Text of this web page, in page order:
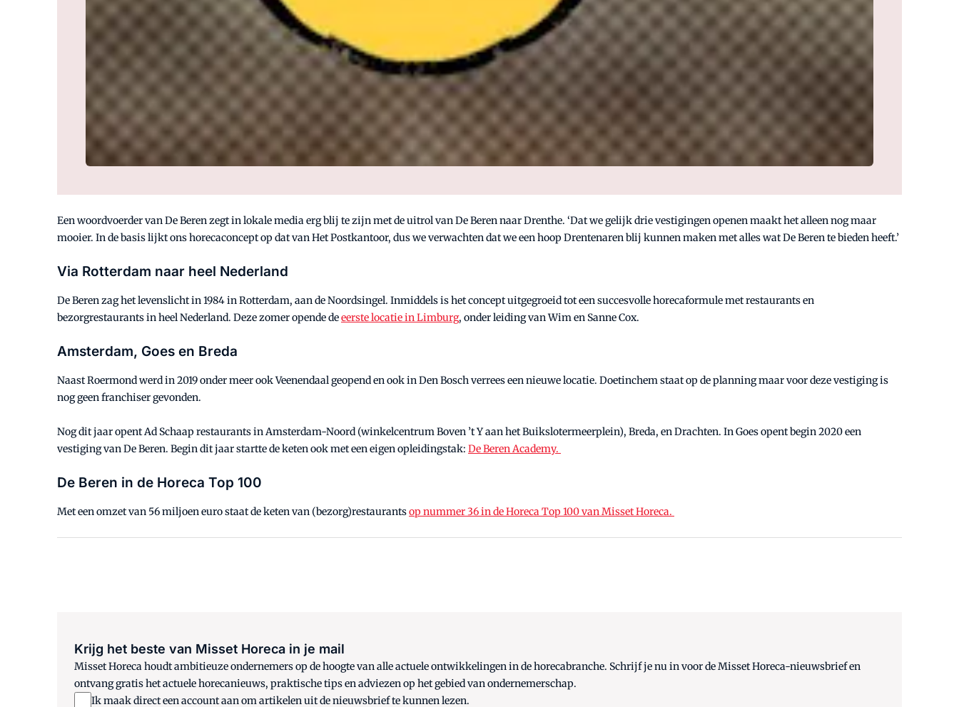
Een woordvoerder van De Beren zegt in lokale media erg blij te zijn met de uitrol van De Beren naar Drenthe. ‘Dat we gelijk drie vestigingen openen maakt het alleen nog maar
mooier. In de basis lijkt ons horecaconcept op dat van Het Postkantoor, dus we verwachten dat we een hoop Drentenaren blij kunnen maken met alles wat De Beren te bieden heeft.’
Via Rotterdam naar heel Nederland
De Beren zag het levenslicht in 1984 in Rotterdam, aan de Noordsingel. Inmiddels is het concept uitgegroeid tot een succesvolle horecaformule met restaurants en
bezorgrestaurants in heel Nederland. Deze zomer opende deeerste locatie in Limburg, onder leiding van Wim en Sanne Cox.
Amsterdam, Goes en Breda
Naast Roermond werd in 2019 onder meer ook Veenendaal geopend en ook in Den Bosch verrees een nieuwe locatie. Doetinchem staat op de planning maar voor deze vestiging is
nog geen franchiser gevonden.
Nog dit jaar opent Ad Schaap restaurants in Amsterdam-Noord (winkelcentrum Boven ’t Y aan het Buikslotermeerplein), Breda, en Drachten. In Goes opent begin 2020 een
vestiging van De Beren. Begin dit jaar startte de keten ook met een eigen opleidingstak: De Beren Academy.
De Beren in de Horeca Top 100
Met een omzet van 56 miljoen euro staat de keten van (bezorg)restaurantsop nummer 36 in de Horeca Top 100 van Misset Horeca.
Krijg het beste van Misset Horeca in je mail
Misset Horeca houdt ambitieuze ondernemers op de hoogte van alle actuele ontwikkelingen in de horecabranche. Schrijf je nu in voor de Misset Horeca-nieuwsbrief en
ontvang gratis het actuele horecanieuws, praktische tips en adviezen op het gebied van ondernemerschap.
Ik maak direct een account aan om artikelen uit de nieuwsbrief te kunnen lezen.